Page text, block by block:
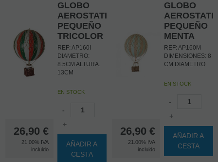
26,90 €
21.00% IVA
incluido
GLOBO
AEROSTATICO
PEQUEÑO
TRICOLOR
REF: AP160I
DIAMETRO:
8.5CM ALTURA:
13CM
EN STOCK
-
+
AÑADIR A
CESTA
26,90 €
21.00% IVA
incluido
GLOBO
PEQUEÑO
MENTA
REF: AP160M
DIMENSIONES: 8
CM DIAMETRO
EN STOCK
-
+
AÑADIR A
CESTA